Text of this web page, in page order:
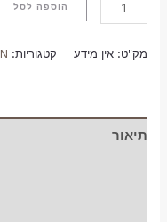
הוספה לסל
מק"ט:אין מידע קטגוריות:
תיאור